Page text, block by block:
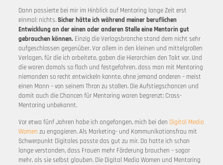
Dann passierte bei mir im Hinblick auf Mentoring lange Zeit erst
einmal: nichts.Sicher hätte ich während meiner beruflichen
Entwicklung an der einen oder anderen Stelle eine Mentorin gut
gebrauchen können.Einzig die Verlagsbranche stand dem nicht sehr
aufgeschlossen gegenüber. Vor allem in den kleinen und mittelgroßen
Verlagen, für die ich arbeitete, gaben die Hierarchien den Takt vor. Und
die waren damals so flach und festgefahren, dass man mit Mentoring
niemanden so recht entwickeln konnte, ohne jemand anderen – meist
einen Mann – von seinem Thron zu stoßen. Die Aufstiegschancen und
damit auch die Chancen für Mentoring waren begrenzt; Cross-
Mentoring unbekannt.
Vor etwa fünf Jahren habe ich angefangen, mich bei den Digital Media
Women zu engagieren. Als Marketing- und Kommunikationsfrau mit
Schwerpunkt Digitales passte das gut zu mir. Da hatte ich schon
lange verstanden, dass Frauen mehr Förderung brauchen – sogar
mehr, als sie selbst glauben. Die Digital Media Women und Mentoring